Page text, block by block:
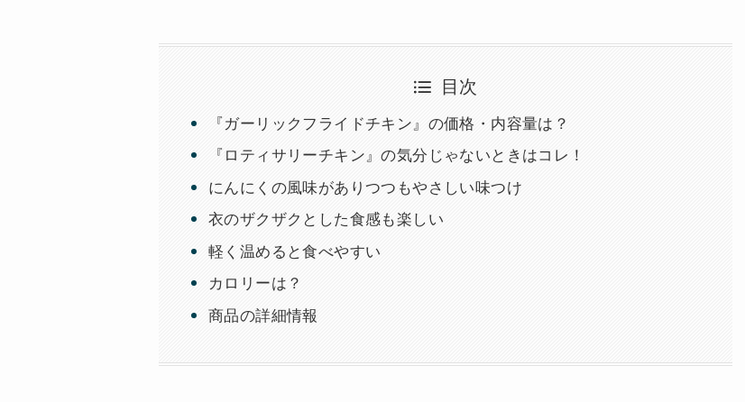
目次
『ガーリックフライドチキン』の価格・内容量は？
『ロティサリーチキン』の気分じゃないときはコレ！
にんにくの風味がありつつもやさしい味つけ
衣のザクザクとした食感も楽しい
軽く温めると食べやすい
カロリーは？
商品の詳細情報